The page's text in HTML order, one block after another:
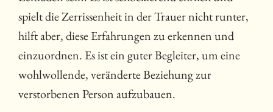
spielt die Zerrissenheit in der Trauer nicht runter,
hilft aber, diese Erfahrungen zu erkennen und
einzuordnen. Es ist ein guter Begleiter, um eine
wohlwollende, veränderte Beziehung zur
verstorbenen Person aufzubauen.